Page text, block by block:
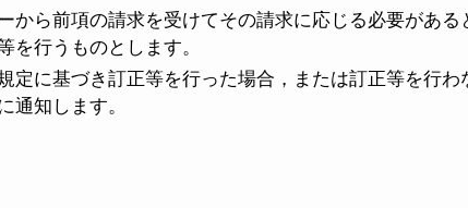
から前項の請求を受けてその請求に応じる必要があ
を行うものとします。
定に基づき訂正等を行った場合，または訂正等を行わ
通知します。